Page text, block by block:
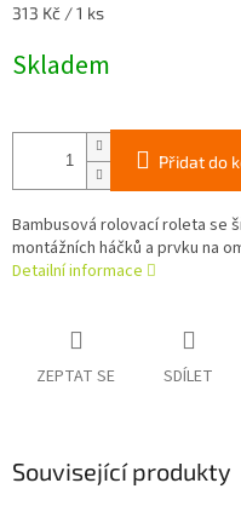
Měrná
313 Kč / 1 ks
Skladem
Přidat do
Bambusová rolovací roleta se
montážních háčků a prvku na
Detailní informace
ZEPTAT SE SDÍLET
Související produkty